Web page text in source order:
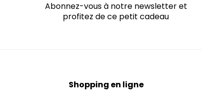
Abonnez-vous à notre newsletter et
profitez de ce petit cadeau
Shopping en ligne